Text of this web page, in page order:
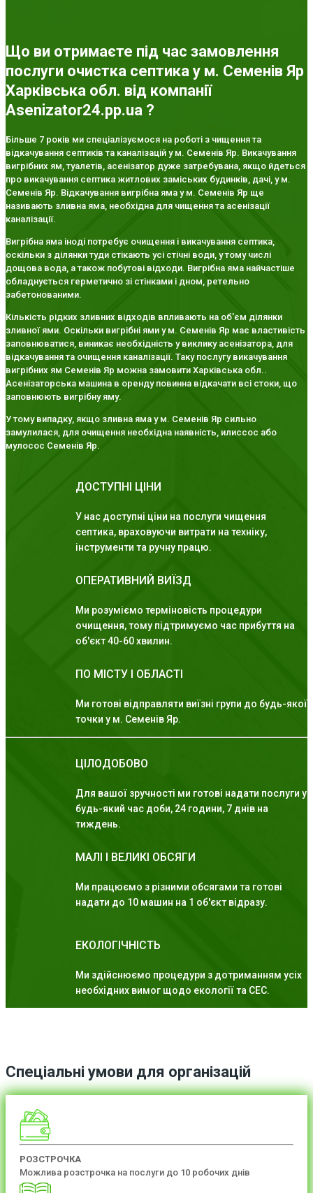
Що ви отримаєте під час замовлення
послуги очистка септика у м. Семенів Яр
Харківська обл. від компанії
Asenizator24.pp.ua ?
Більше 7 років ми спеціалізуємося на роботі з чищення та
відкачування септиків та каналізацій у м. Семенів Яр. Викачування
вигрібних ям, туалетів, асенізатор дуже затребувана, якщо йдеться
про викачування септика житлових заміських будинків, дачі, у м.
Семенів Яр. Відкачування вигрібна яма у м. Семенів Яр ще
називають зливна яма, необхідна для чищення та асенізації
каналізації.
Вигрібна яма іноді потребує очищення і викачування септика,
оскільки з ділянки туди стікають усі стічні води, у тому числі
дощова вода, а також побутові відходи. Вигрібна яма найчастіше
обладнується герметично зі стінками і дном, ретельно
забетонованими.
Кількість рідких зливних відходів впливають на об'єм ділянки
зливної ями. Оскільки вигрібні ями у м. Семенів Яр має властивість
заповнюватися, виникає необхідність у виклику асенізатора, для
відкачування та очищення каналізації. Таку послугу викачування
вигрібних ям Семенів Яр можна замовити Харківська обл..
Асенізаторська машина в оренду повинна відкачати всі стоки, що
заповнюють вигрібну яму.
У тому випадку, якщо зливна яма у м. Семенів Яр сильно
замулилася, для очищення необхідна наявність, илиссос або
мулосос Семенів Яр.
ДОСТУПНІ ЦІНИ
У нас доступні ціни на послуги чищення
септика, враховуючи витрати на техніку,
інструменти та ручну працю.
ОПЕРАТИВНИЙ ВИЇЗД
Ми розуміємо терміновість процедури
очищення, тому підтримуємо час прибуття на
об'єкт 40-60 хвилин.
ПО МІСТУ І ОБЛАСТІ
Ми готові відправляти виїзні групи до будь-якої
точки у м. Семенів Яр.
ЦІЛОДОБОВО
Для вашої зручності ми готові надати послуги у
будь-який час доби, 24 години, 7 днів на
тиждень.
МАЛІ І ВЕЛИКІ ОБСЯГИ
Ми працюємо з різними обсягами та готові
надати до 10 машин на 1 об'єкт відразу.
ЕКОЛОГІЧНІСТЬ
Ми здійснюємо процедури з дотриманням усіх
необхідних вимог щодо екології та СЕС.
Спеціальні умови для організацій
РОЗСТРОЧКА
Можлива розстрочка на послуги до 10 робочих днів